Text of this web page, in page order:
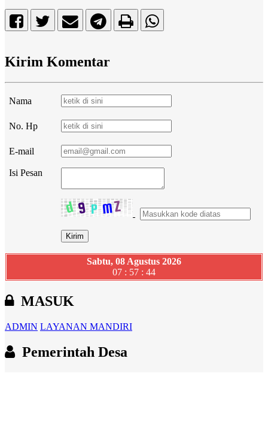
Kirim Komentar
Nama
No. Hp
E-mail
Isi Pesan
Sabtu, 08 Agustus 2026
07 : 57 : 45
MASUK
ADMIN LAYANAN MANDIRI
Pemerintah Desa